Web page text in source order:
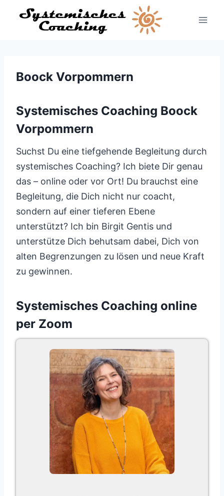
Inhalt
Boock Vorpommern
Systemisches Coaching Boock
Vorpommern
Suchst Du eine tiefgehende Begleitung durch
systemisches Coaching? Ich biete Dir genau
das – online oder vor Ort! Du brauchst eine
Begleitung, die Dich nicht nur coacht,
sondern auf einer tieferen Ebene
unterstützt? Ich bin Birgit Gentis und
unterstütze Dich behutsam dabei, Dich von
alten Begrenzungen zu lösen und neue Kraft
zu gewinnen.
Systemisches Coaching online
per Zoom